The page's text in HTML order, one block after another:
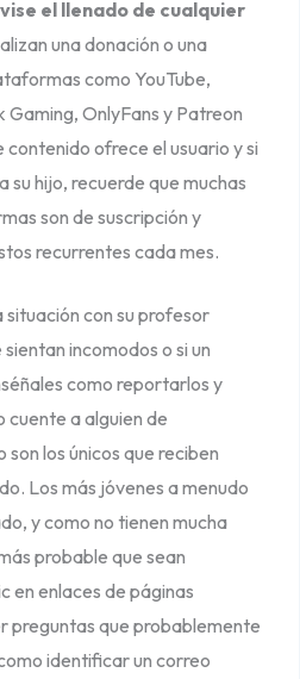
el llenado de cualquier
una donación o una
como YouTube,
Gaming, OnlyFans y Patreon
contenido ofrece el usuario y si
su hijo, recuerde que muchas
son de suscripción y
recurrentes cada mes.
situación con su profesor
incomodos o si un
como reportarlos y
cuente a alguien de
los únicos que reciben
Los más jóvenes a menudo
y como no tienen mucha
probable que sean
en enlaces de páginas
preguntas que probablemente
identificar un correo